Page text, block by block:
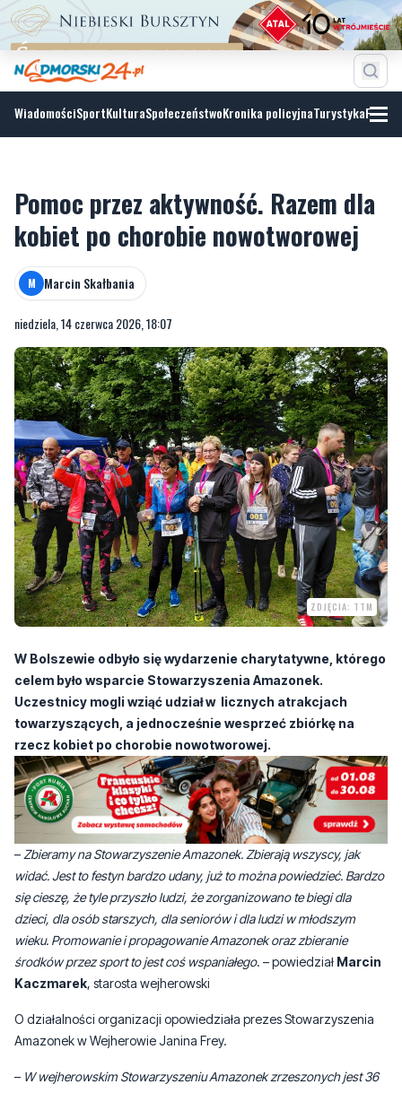
WiadomościSportKulturaSpołeczeństwoKronika policyjnaTurystyka
Pomoc przez aktywność. Razem dla
kobiet po chorobie nowotworowej
M Marcin Skałbania
niedziela, 14 czerwca 2026, 18:07
W Bolszewie odbyło się wydarzenie charytatywne, którego
celem było wsparcie Stowarzyszenia Amazonek.
Uczestnicy mogli wziąć udział w licznych atrakcjach
towarzyszących, a jednocześnie wesprzeć zbiórkę na
rzecz kobiet po chorobie nowotworowej.
–Zbieramy na Stowarzyszenie Amazonek. Zbierają wszyscy, jak
widać. Jest to festyn bardzo udany, już to można powiedzieć. Bardzo
się cieszę, że tyle przyszło ludzi, że zorganizowano te biegi dla
dzieci, dla osób starszych, dla seniorów i dla ludzi w młodszym
środków przez sport to jest coś wspaniałego. – powiedziałMarcin
Kaczmarek , starosta wejherowski
O działalności organizacji opowiedziała prezes Stowarzyszenia